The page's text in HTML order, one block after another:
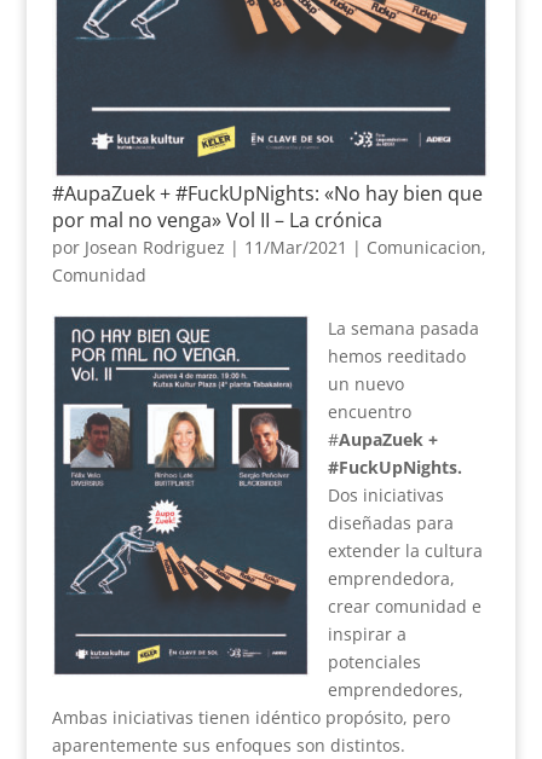
#AupaZuek + #FuckUpNights: «No hay bien que
por mal no venga» Vol II – La crónica
por Josean Rodriguez | 11/Mar/2021 | Comunicacion,
Comunidad
La semana pasada
hemos reeditado
un nuevo
encuentro
#AupaZuek +
#FuckUpNights.
Dos iniciativas
diseñadas para
extender la cultura
emprendedora,
crear comunidad e
inspirar a
potenciales
emprendedores,
Ambas iniciativas tienen idéntico propósito, pero
aparentemente sus enfoques son distintos.